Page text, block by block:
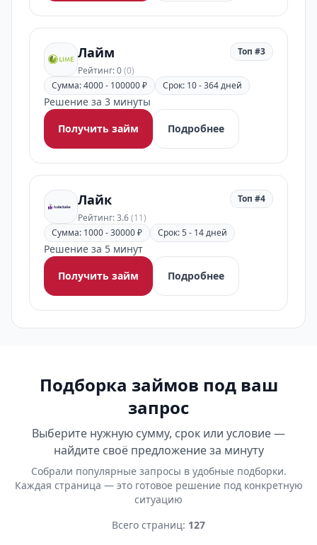
Лайм
Рейтинг: 0(0)
Топ #3
Сумма: 4000 - 100000 ₽ Срок: 10 - 364 дней
Решение за 3 минуты
Получить займ
Подробнее
Лайк
Рейтинг: 3.6(11)
Топ #4
Сумма: 1000 - 30000 ₽ Срок: 5 - 14 дней
Решение за 5 минут
Получить займ
Подробнее
Подборка займов под ваш
запрос
Выберите нужную сумму, срок или условие —
найдите своё предложение за минуту
Собрали популярные запросы в удобные подборки.
Каждая страница — это готовое решение под конкретную
ситуацию
Всего страниц: 127